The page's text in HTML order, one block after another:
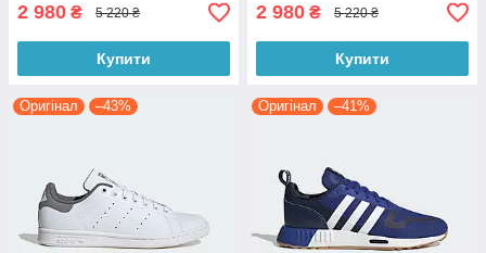
2 980 ₴ 5 220 ₴
Купити
2 980 ₴ 5 220 ₴
Купити
Оригінал –43% Оригінал –41%